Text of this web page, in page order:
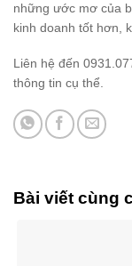
những ước mơ của
kinh doanh tốt hơn,
Liên hệ đến
thông tin cụ thể.
Bài viết cùng